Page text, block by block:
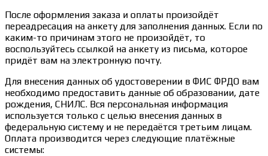
После оформления заказа и оплаты произойдёт
переадресация на анкету для заполнения данных. Если по
каким-то причинам этого не произойдёт, то
воспользуйтесь ссылкой на анкету из письма, которое
придёт вам на электронную почту.
Для внесения данных об удостоверении в ФИС ФРДО вам
необходимо предоставить данные об образовании, дате
рождения, СНИЛС. Вся персональная информация
используется только с целью внесения данных в
федеральную систему и не передаётся третьим лицам.
Оплата производится через следующие платёжные
системы: